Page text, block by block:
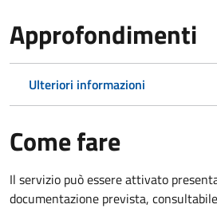
Approfondimenti
Ulteriori informazioni
Come fare
Il servizio può essere attivato
documentazione prevista,